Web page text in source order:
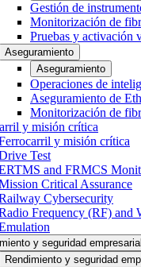
Gestión de
Monitorización de
Pruebas y activación
Aseguramiento
Aseguramiento
Operaciones de
Aseguramiento de
Monitorización de
y misión crítica
y misión crítica
Test
and FRMCS
Critical Assurance
Cybersecurity
Frequency (RF) and
y seguridad
Rendimiento y seguridad